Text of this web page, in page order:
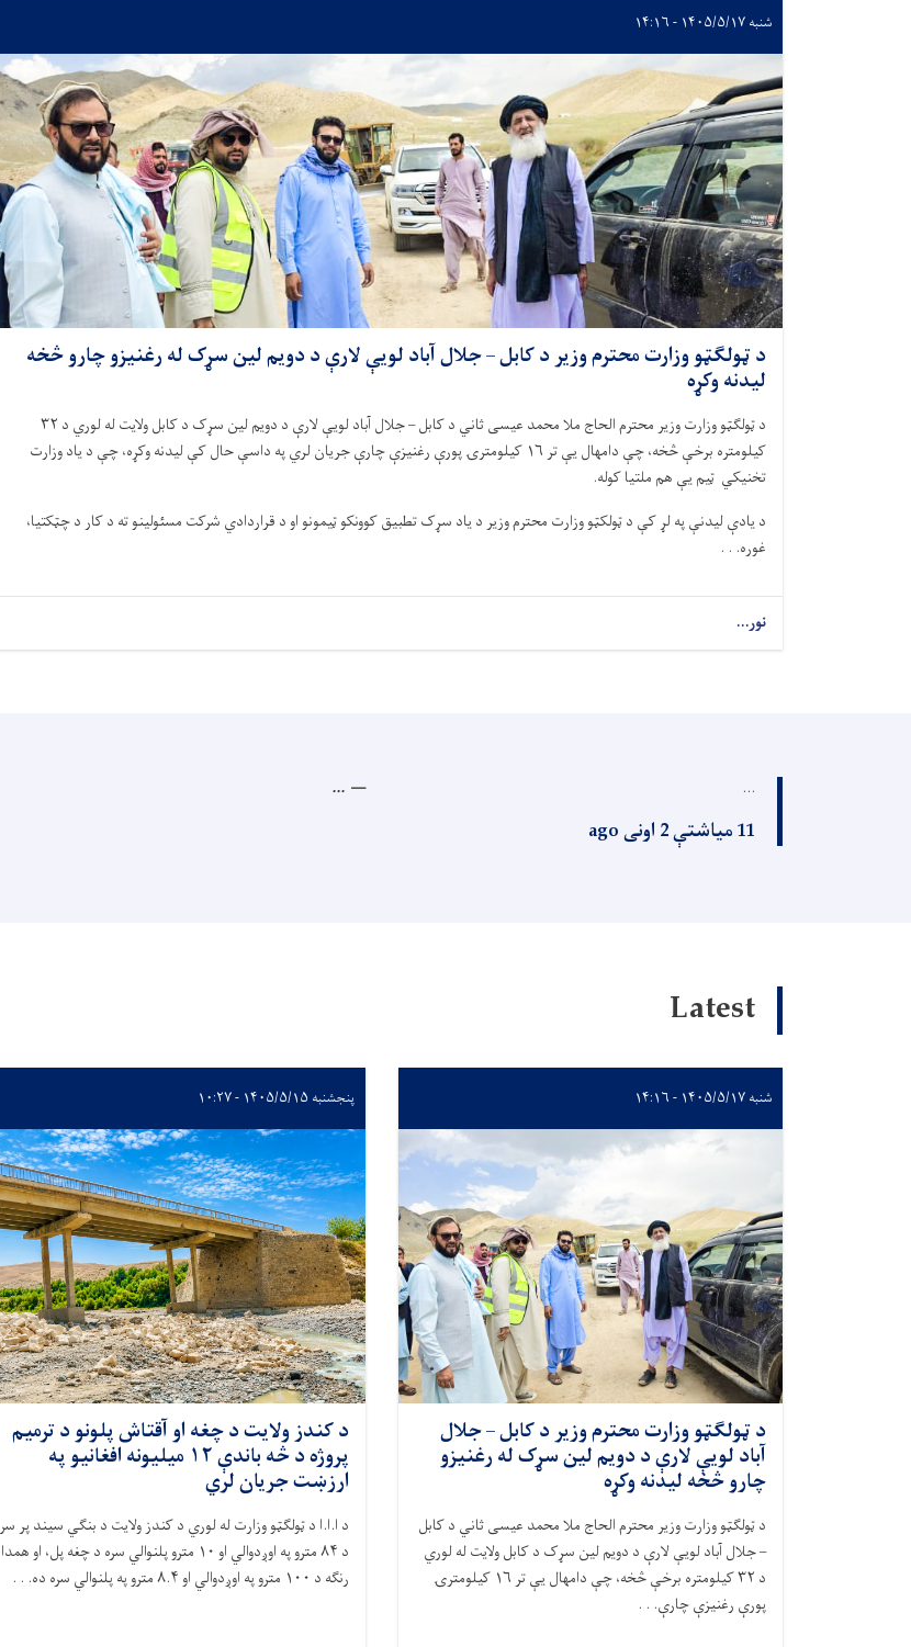
شنبه ۱۴۰۵/۵/۱۷ - ۱۴:۱۶
د ټولګټو وزارت محترم وزیر د کابل – جلال آباد لویې لارې د دویم لین سړک له رغنیزو چارو څخه
لیدنه وکړه
د ټولګټو وزارت وزیر محترم الحاج ملا محمد عیسی ثاني د کابل – جلال آباد لویې لارې د دویم لین سړک د کابل ولايت له لوري د ۳۲
کیلومتره برخې څخه، چې دامهال یې تر ۱۶ کیلومترۍ پورې رغنیزې چارې جریان لري په داسې حال کې لیدنه وکړه، چې د یاد وزارت
تخنیکي ټيم یې هم ملتیا کوله.
د یادې لیدنې په لړ کې د ټولکټو وزارت محترم وزیر د یاد سړک تطبیق کوونکو ټیمونو او د قراردادي شرکت مسئولینو ته د کار د چټکتیا،
غوره. . .
نور...
...
11 میاشتې 2 اونی ago
...
Latest
شنبه ۱۴۰۵/۵/۱۷ - ۱۴:۱۶
د ټولګټو وزارت محترم وزیر د کابل – جلال
آباد لویې لارې د دویم لین سړک له رغنیزو
چارو څخه لیدنه وکړه
د ټولګټو وزارت وزیر محترم الحاج ملا محمد عیسی ثاني د کابل
– جلال آباد لویې لارې د دویم لین سړک د کابل ولايت له لوري
د ۳۲کیلومتره برخې څخه، چې دامهال یې تر ۱۶ کیلومترۍ
پورې رغنیزې چارې. . .
پنجشنبه ۱۴۰۵/۵/۱۵ - ۱۰:۲۷
د کندز ولایت د چغه او آقتاش پلونو د ترمیم
پروژه د څه باندې ۱۲ میلیونه افغانیو په
ارزښت جریان لري
د ا.ا.ا د ټولګټو وزارت له لوري د کندز ولایت د بنګي سیند پر سر
د ۸۴مترو په اوږدوالي او ۱۰ مترو پلنوالي سره د چغه پل، او همدا
رنګه د ۱۰۰ مترو په اوږدوالي او ۸.۴مترو په پلنوالي سره ده. . .